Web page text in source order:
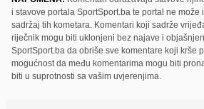
i stavove portala SportSport.ba te portal ne može
sadržaj tih kometara. Komentari koji sadrže
riječnik mogu biti uklonjeni bez najave i
SportSport.ba da obriše sve komentare koji krše
mogućnost da među komentarima mogu biti
biti u suprotnosti sa vašim uvjerenjima.